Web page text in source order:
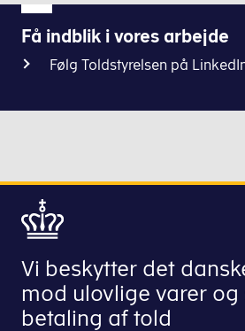
Få indblik i vores arbejde
Følg Toldstyrelsen på
Vi beskytter det
mod ulovlige varer
betaling af told